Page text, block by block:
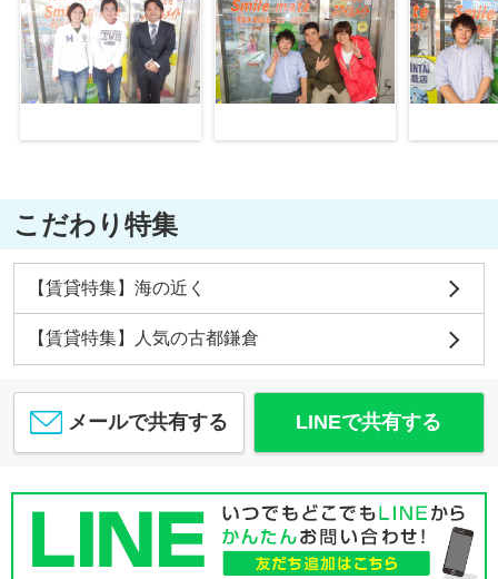
こだわり特集
【賃貸特集】海の近く
【賃貸特集】人気の古都鎌倉
メールで共有する LINEで共有する